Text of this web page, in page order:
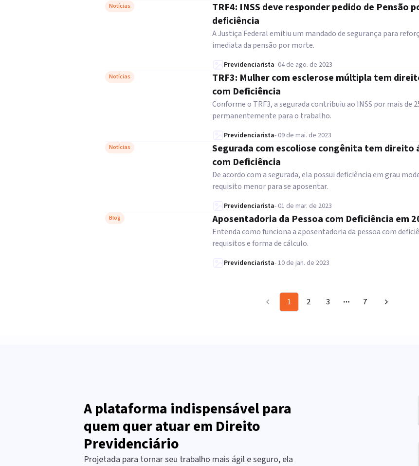
Notícias
TRF4: INSS deve responder pedido de Pensão
deficiência
A Justiça Federal emitiu um mandado de segurança para
imediata da pensão por morte.
Previdenciarista- 04 de ago. de 2023
Notícias
TRF3: Mulher com esclerose múltipla tem
com Deficiência
Conforme o TRF3, a segurada contribuiu ao INSS por mais de
permanentemente para o trabalho.
Previdenciarista- 09 de mai. de 2023
Notícias
Segurada com escoliose congênita tem direito
com Deficiência
De acordo com a segurada, ela possui deficiência em grau
requisito menor para se aposentar.
Previdenciarista- 01 de mar. de 2023
Blog Aposentadoria da Pessoa com Deficiência em
Entenda como funciona a aposentadoria da pessoa com
requisitos e forma de cálculo.
Previdenciarista-10 de jan. de 2023
1 2 3 More pages
7
A plataforma indispensável para
quem quer atuar em Direito
Previdenciário
Projetada para tornar seu trabalho mais ágil e seguro, ela